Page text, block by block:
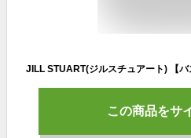
この商品をサ